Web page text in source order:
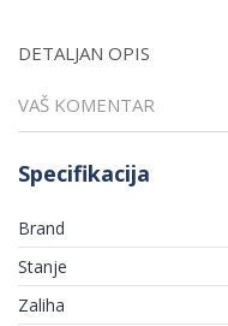
DETALJAN OPIS
VAŠ KOMENTAR
Specifikacija
Brand
Stanje
Zaliha